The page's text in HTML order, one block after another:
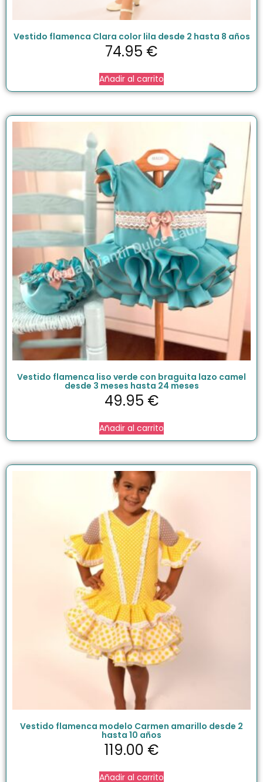
Vestido flamenca Clara color lila desde 2 hasta 8 años
74.95 €
Añadir al carrito
Vestido flamenca liso verde con braguita lazo camel
desde 3 meses hasta 24 meses
49.95 €
Añadir al carrito
Vestido flamenca modelo Carmen amarillo desde 2
hasta 10 años
119.00 €
Añadir al carrito